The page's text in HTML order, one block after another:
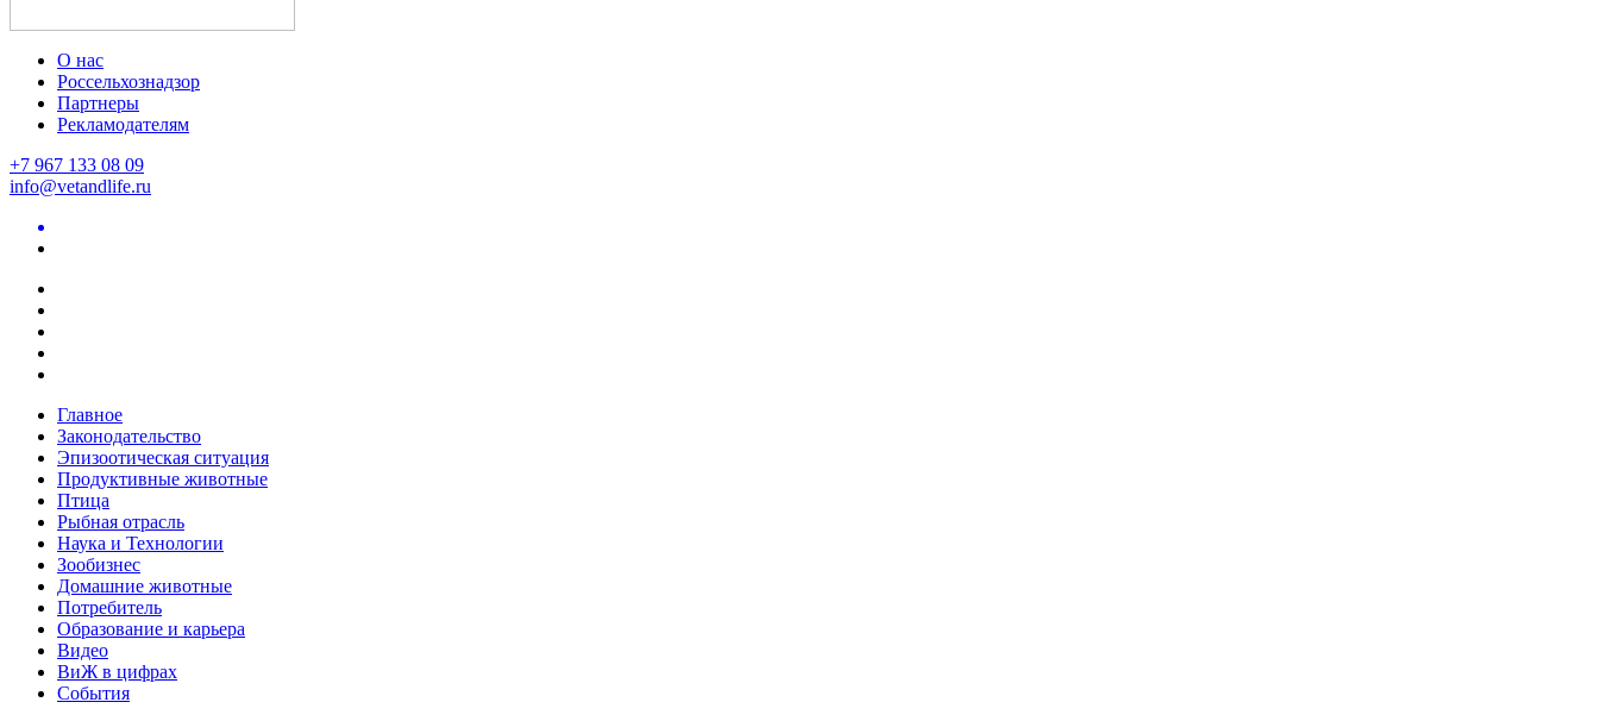
О нас
Россельхознадзор
Партнеры
Рекламодателям
+7 967 133 08 09
info@vetandlife.ru
Главное
Законодательство
Эпизоотическая ситуация
Продуктивные животные
Птица
Рыбная отрасль
Наука и Технологии
Зообизнес
Домашние животные
Потребитель
Образование и карьера
Видео
ВиЖ в цифрах
События